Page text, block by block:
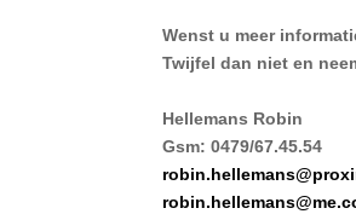
Wenst u meer
Twijfel dan niet en
Hellemans Robin
Gsm: 0479/67.45.54